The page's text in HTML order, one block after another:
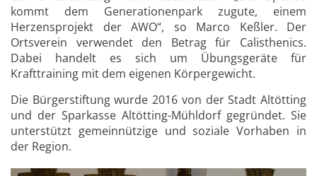
kommt dem Generationenpark zugute, einem
Herzensprojekt der AWO“, so Marco Keßler. Der
Ortsverein verwendet den Betrag für Calisthenics.
Dabei handelt es sich um Übungsgeräte für
Krafttraining mit dem eigenen Körpergewicht.
Die Bürgerstiftung wurde 2016 von der Stadt Altötting
und der Sparkasse Altötting-Mühldorf gegründet. Sie
unterstützt gemeinnützige und soziale Vorhaben in
der Region.